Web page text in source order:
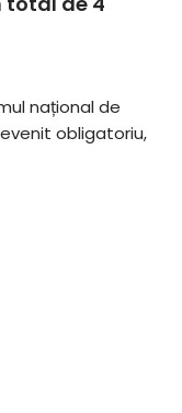
național de
obligatoriu,